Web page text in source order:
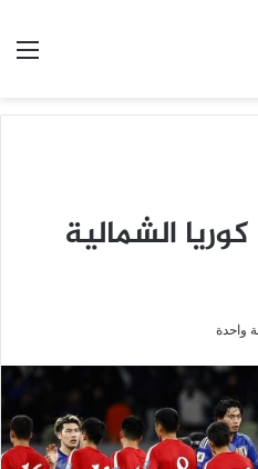
الشمالية
واحدة